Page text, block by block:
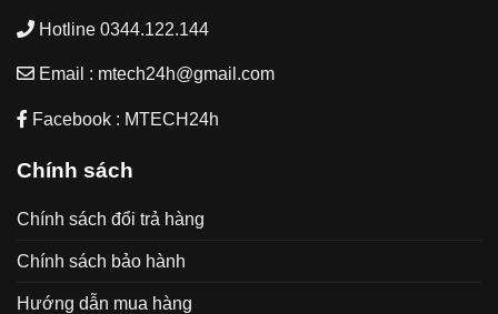
Hotline 0344.122.144
Email : mtech24h@gmail.com
Facebook : MTECH24h
Chính sách
Chính sách đổi trả hàng
Chính sách bảo hành
Hướng dẫn mua hàng